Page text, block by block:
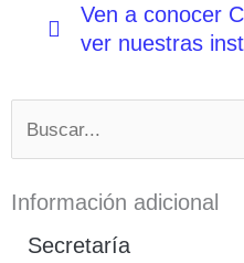
Ven a conocer
ver nuestras
Información adicional
Secretaría